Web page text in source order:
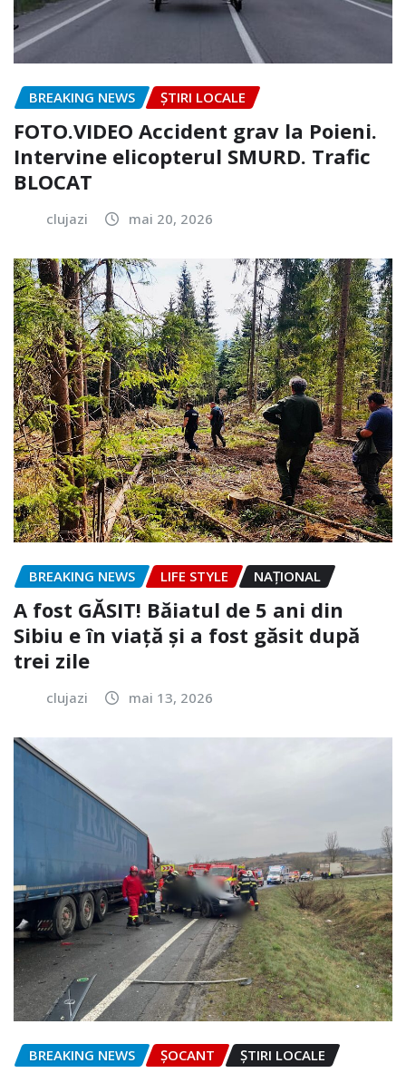
BREAKING NEWS ȘTIRI LOCALE
FOTO.VIDEO Accident grav la Poieni.
Intervine elicopterul SMURD. Trafic
BLOCAT
clujazi mai 20, 2026
BREAKING NEWS LIFE STYLE NAŢIONAL
A fost GĂSIT! Băiatul de 5 ani din
Sibiu e în viață și a fost găsit după
trei zile
clujazi mai 13, 2026
BREAKING NEWS ȘOCANT ȘTIRI LOCALE